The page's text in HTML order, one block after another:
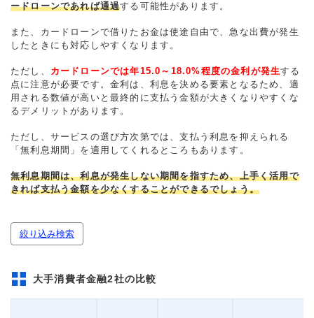
ードローンであれば通過する可能性があります。
また、カードローンで借りたお金は使途自由で、急な出費が発生
したときにも対応しやすくなります。
ただし、 カードローンでは年15.0～18.0%程度の金利が発生する
点に注意が必要です。金利は、利息を決める要素となるため、適
用される数値が高いと最終的に支払う金額が大きくなりやすくな
るデメリットがあります。
ただし、サービスの選び方次第では、支払う利息を抑えられる
「無利息期間」を適用してくれるところもあります。
無利息期間は、利息が発生しない期間を指すため、上手く活用で
きれば支払う金額を少なくすることができるでしょう。
絞り込み検索
大手消費者金融2社の比較